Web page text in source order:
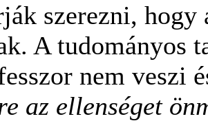
szerezni,
A tudományos
nem veszi
az ellenséget